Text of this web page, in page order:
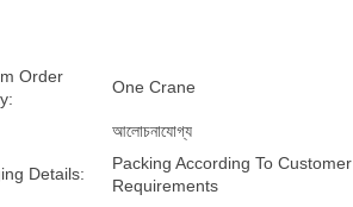
Order
One Crane
আলোচনাযোগ্য
Details:
Packing According To Customer
Requirements